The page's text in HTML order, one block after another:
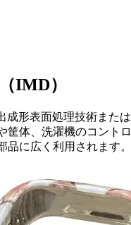
IMD）
形表面処理技術また
体、洗濯機のコント
品に広く利用されます。